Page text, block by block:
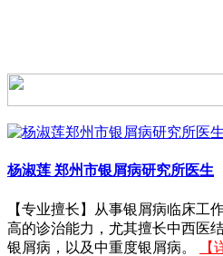
杨淑莲 郑州市银屑病研究所医生
【专业擅长】从事银屑病临床工
高的诊治能力，尤其擅长中西医
银屑病，以及中重度银屑病。
【